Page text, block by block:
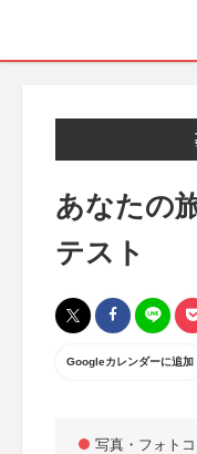
あなたの
テスト
Googleカレンダーに追加
写真・フォト